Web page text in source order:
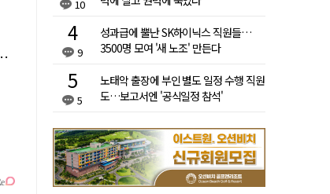
10
9
성과급에 뿔난 SK하이닉스 직원들…
3500명 모여 '새 노조' 만든다
5
노태악 출장에 부인 별도 일정 수행 직원
도…보고서엔 '공식일정 참석'